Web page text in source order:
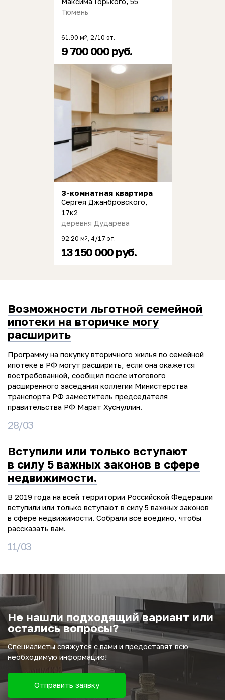
Тюмень
61.90 м2 , 2/10 эт.
9 700 000 руб.
3-комнатная квартира
Сергея Джанбровского,
17к2
деревня Дударева
92.20 м2 , 4/17 эт.
13 150 000 руб.
Возможности льготной семейной
ипотеки на вторичке могу
расширить
Программу на покупку вторичного жилья по семейной
ипотеке в РФ могут расширить, если она окажется
востребованной, сообщил после итогового
расширенного заседания коллегии Министерства
транспорта РФ заместитель председателя
правительства РФ Марат Хуснуллин.
28/03
Вступили или только вступают
в силу 5 важных законов в сфере
недвижимости.
В 2019 года на всей территории Российской Федерации
вступили или только вступают в силу 5 важных законов
в сфере недвижимости. Собрали все воедино, чтобы
рассказать вам.
11/03
Не нашли подходящий вариант или
остались вопросы?
Специалисты свяжутся с вами и предоставят всю
необходимую информацию!
Отправить заявку